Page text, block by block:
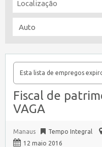
Esta lista de empregos
Fiscal de
VAGA
Manaus Tempo Integral
12 maio 2016